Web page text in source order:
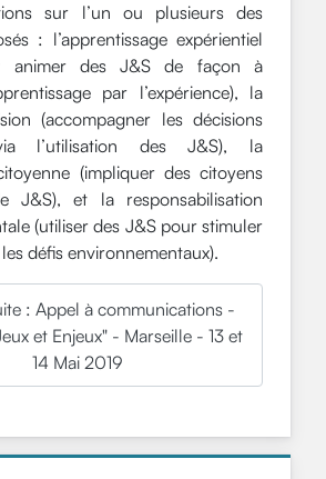
sur l’un ou plusieurs des
: l’apprentissage expérientiel
animer des J&S de façon à
par l’expérience), la
(accompagner les décisions
l’utilisation des J&S), la
(impliquer des citoyens
J&S), et la responsabilisation
(utiliser des J&S pour stimuler
défis environnementaux).
: Appel à communications -
et Enjeux" - Marseille - 13 et
14 Mai 2019